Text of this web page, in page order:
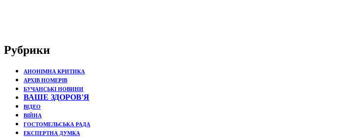
Рубрики
АНОНІМНА КРИТИКА
АРХІВ НОМЕРІВ
БУЧАНСЬКІ НОВИНИ
ВАШЕ ЗДОРОВ'Я
ВІДЕО
ВІЙНА
ГОСТОМЕЛЬСЬКА РАДА
ЕКСПЕРТНА ДУМКА